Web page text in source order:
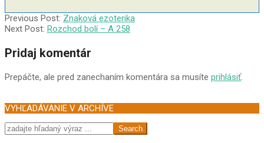
2004-
11-
Previous Post: Znaková ezoterika
Next Post: Rozchod bolí – A 258
Pridaj komentár
Prepáčte, ale pred zanechaním komentára sa musíte prihlásiť.
VYHĽADÁVANIE V ARCHÍVE
Search